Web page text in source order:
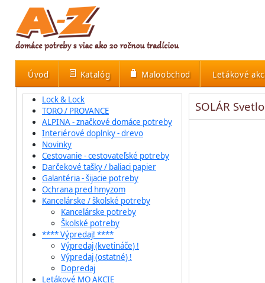
Úvod Katalóg Maloobchod Letákové
Lock & Lock
TORO / PROVANCE
ALPINA - značkové domáce potreby
Interiérové doplnky - drevo
Novinky
Cestovanie - cestovateľské potreby
Darčekové tašky / baliaci papier
Galantéria - šijacie potreby
Ochrana pred hmyzom
Kancelárske / školské potreby
Kancelárske potreby
Školské potreby
**** Výpredaj! ****
Výpredaj (kvetináče) !
Výpredaj (ostatné) !
Dopredaj
Letákové MO AKCIE
SOLÁR